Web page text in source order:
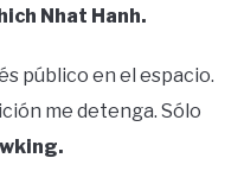
Nhat Hanh.
público en el espacio.
me detenga. Sólo